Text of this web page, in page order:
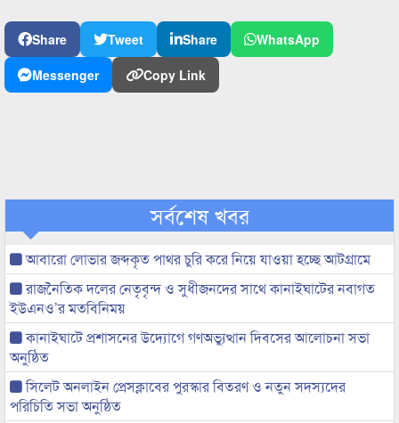
Share Tweet Share
WhatsApp
Messenger
Copy Link
সর্বশেষ খবর
আবারো লোভার জব্দকৃত পাথর চুরি করে নিয়ে যাওয়া হচ্ছে আটগ্রামে
রাজনৈতিক দলের নেতৃবৃন্দ ও সুধীজনদের সাথে কানাইঘাটের নবাগত
ইউএনও’র মতবিনিময়
কানাইঘাটে প্রশাসনের উদ্যোগে গণঅভ্যুত্থান দিবসের আলোচনা সভা
অনুষ্ঠিত
সিলেট অনলাইন প্রেসক্লাবের পুরস্কার বিতরণ ও নতুন সদস্যদের
পরিচিতি সভা অনুষ্ঠিত